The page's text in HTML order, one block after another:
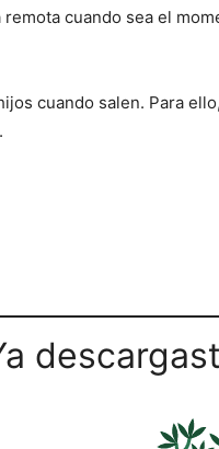
cuando sea el
cuando salen. Para